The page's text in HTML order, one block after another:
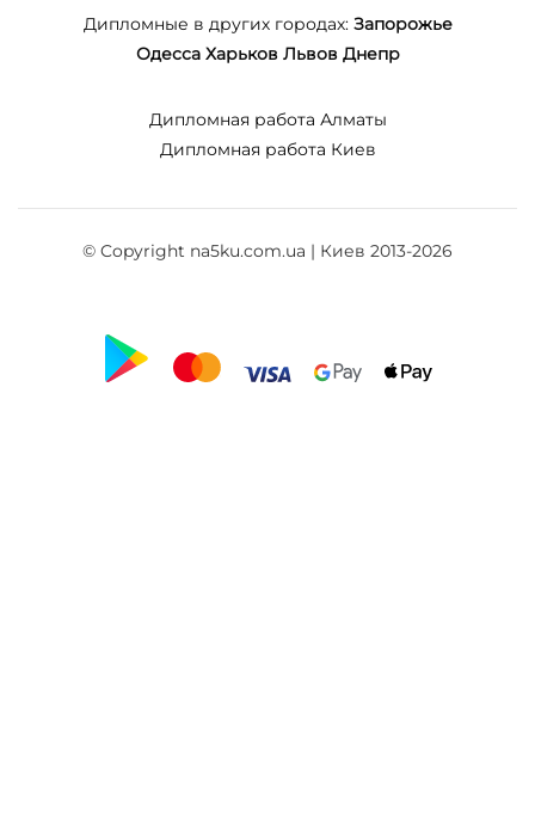
Дипломные в других городах: Запорожье
Одесса Харьков Львов Днепр
Дипломная работа Алматы
Дипломная работа Киев
© Copyright na5ku.com.ua | Киев 2013-2026